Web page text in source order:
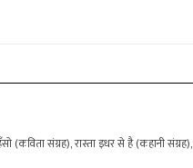
(कविता संग्रह), रास्ता इधर से है (कहानी संग्रह),